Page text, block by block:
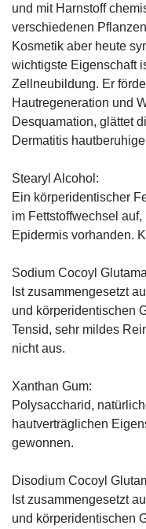
und mit Harnstoff
verschiedenen
Kosmetik aber heute
wichtigste Eigenschaft
Zellneubildung. Er
Hautregeneration und
Desquamation, glättet
Dermatitis
Stearyl Alcohol:
Ein körperidentischer
im Fettstoffwechsel
Epidermis vorhanden.
Sodium Cocoyl
Ist zusammengesetzt
und körperidentischen
Tensid, sehr mildes
nicht aus.
Xanthan Gum:
Polysaccharid,
hautverträglichen
gewonnen.
Disodium Cocoyl
Ist zusammengesetzt
und körperidentischen